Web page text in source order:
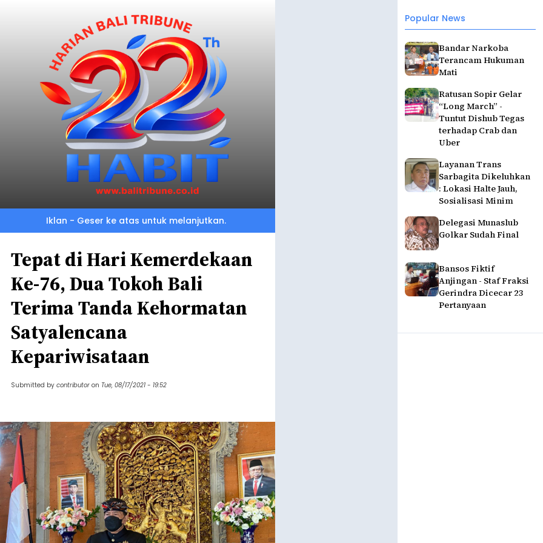
Popular News
Bandar Narkoba
Terancam Hukuman
Mati
Ratusan Sopir Gelar
“Long March” -
Tuntut Dishub Tegas
terhadap Crab dan
Uber
Layanan Trans
Sarbagita Dikeluhkan
: Lokasi Halte Jauh,
Sosialisasi Minim
Delegasi Munaslub
Golkar Sudah Final
Bansos Fiktif
Anjingan - Staf Fraksi
Gerindra Dicecar 23
Pertanyaan
Iklan - Geser ke atas untuk melanjutkan.
Tepat di Hari Kemerdekaan
Ke-76, Dua Tokoh Bali
Terima Tanda Kehormatan
Satyalencana
Kepariwisataan
Submitted by contributor on Tue, 08/17/2021 - 19:52